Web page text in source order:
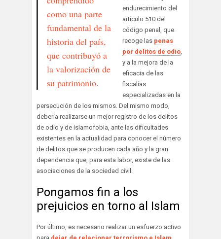
como una parte
fundamental de la
historia del país,
que contribuyó a
la valorización de
su patrimonio.
endurecimiento del
artículo 510 del
código penal, que
recoge las penas
por delitos de odio,
y a la mejora de la
eficacia de las
fiscalías
especializadas en la
persecución de los mismos. Del mismo modo,
debería realizarse un mejor registro de los delitos
de odio y de islamofobia, ante las dificultades
existentes en la actualidad para conocer el número
de delitos que se producen cada año y la gran
dependencia que, para esta labor, existe de las
asociaciones de la sociedad civil.
Pongamos fin a los
prejuicios en torno al Islam
Por último, es necesario realizar un esfuerzo activo